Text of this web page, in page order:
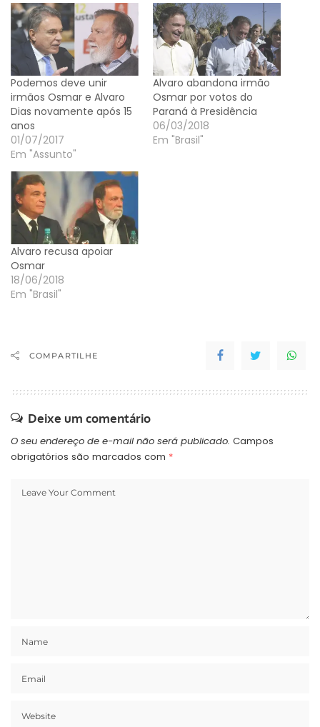
Podemos deve unir
irmãos Osmar e Alvaro
Dias novamente após 15
anos
01/07/2017
Em "Assunto"
Alvaro abandona irmão
Osmar por votos do
Paraná à Presidência
06/03/2018
Em "Brasil"
Alvaro recusa apoiar
Osmar
18/06/2018
Em "Brasil"
COMPARTILHE
Deixe um comentário
O seu endereço de e-mail não será publicado. Campos
obrigatórios são marcados com *